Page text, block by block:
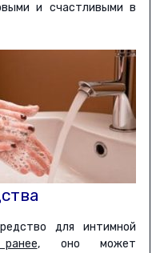
и счастливыми в
для интимной
, оно может